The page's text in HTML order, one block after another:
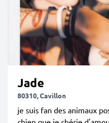
Jade
80310, Cavillon
je suis fan des animaux